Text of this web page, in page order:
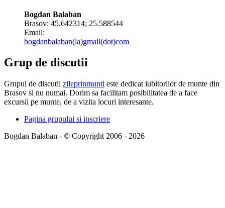
Bogdan Balaban
Brasov: 45.642314; 25.588544
Email:
bogdanbalaban(la)gmail(dot)com
Grup de discutii
Grupul de discutii zileprinmunti este dedicat iubitorilor de munte din
Brasov si nu numai. Dorim sa facilitam posibilitatea de a face
excursii pe munte, de a vizita locuri interesante.
Pagina grupului si inscriere
Bogdan Balaban - © Copyright 2006 - 2026